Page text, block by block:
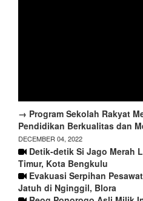
→ Program Sekolah Rakyat
Pendidikan Berkualitas dan
DECEMBER 04, 2022
Detik-detik Si Jago Merah
Timur, Kota Bengkulu
Evakuasi Serpihan
Jatuh di Nginggil, Blora